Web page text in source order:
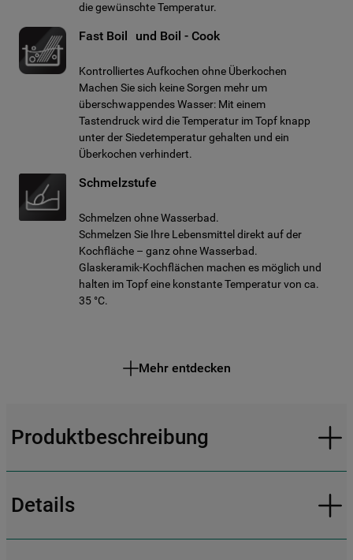
die gewünschte Temperatur.
Fast Boil und Boil - Cook
Kontrolliertes Aufkochen ohne Überkochen
Machen Sie sich keine Sorgen mehr um
überschwappendes Wasser: Mit einem
Tastendruck wird die Temperatur im Topf knapp
unter der Siedetemperatur gehalten und ein
Überkochen verhindert.
Schmelzstufe
Schmelzen ohne Wasserbad.
Schmelzen Sie Ihre Lebensmittel direkt auf der
Kochfläche – ganz ohne Wasserbad.
Glaskeramik-Kochflächen machen es möglich und
halten im Topf eine konstante Temperatur von ca.
35 °C.
Mehr entdecken
Produktbeschreibung
Details